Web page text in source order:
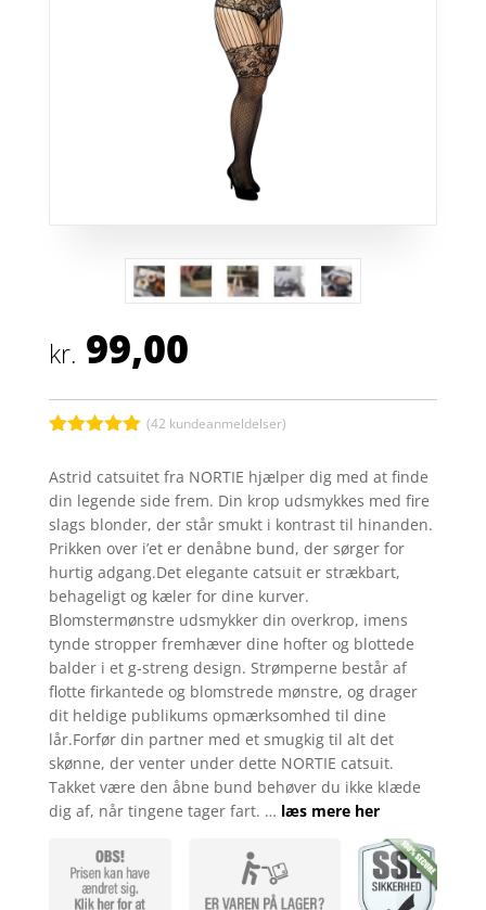
kr. 99,00
af 5
baseret på
kundebedøm
melser
(42 kundeanmeldelser)
Astrid catsuitet fra NORTIE hjælper dig med at finde
din legende side frem. Din krop udsmykkes med fire
slags blonder, der står smukt i kontrast til hinanden.
Prikken over i’et er denåbne bund, der sørger for
hurtig adgang.Det elegante catsuit er strækbart,
behageligt og kæler for dine kurver.
Blomstermønstre udsmykker din overkrop, imens
tynde stropper fremhæver dine hofter og blottede
balder i et g-streng design. Strømperne består af
flotte firkantede og blomstrede mønstre, og drager
dit heldige publikums opmærksomhed til dine
lår.Forfør din partner med et smugkig til alt det
skønne, der venter under dette NORTIE catsuit.
Takket være den åbne bund behøver du ikke klæde
dig af, når tingene tager fart. … læs mere her